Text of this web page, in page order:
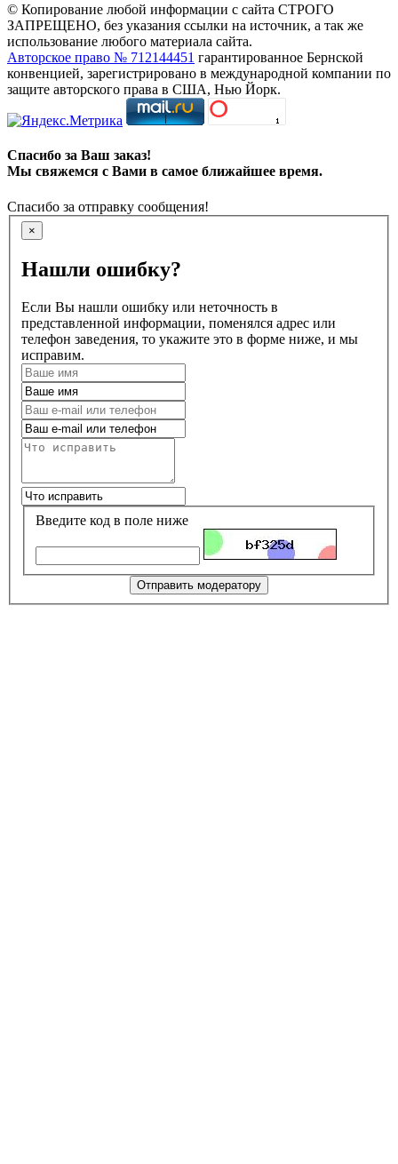
© Копирование любой информации с сайта СТРОГО
ЗАПРЕЩЕНО, без указания ссылки на источник, а так же
использование любого материала сайта.
Авторское право № 712144451 гарантированное Бернской
конвенцией, зарегистрировано в международной компании по
защите авторского права в США, Нью Йорк.
Спасибо за Ваш заказ!
Мы свяжемся с Вами в самое ближайшее время.
Спасибо за отправку сообщения!
×
Нашли ошибку?
Если Вы нашли ошибку или неточность в
представленной информации, поменялся адрес или
телефон заведения, то укажите это в форме ниже, и мы
исправим.
Введите код в поле ниже
Отправить модератору